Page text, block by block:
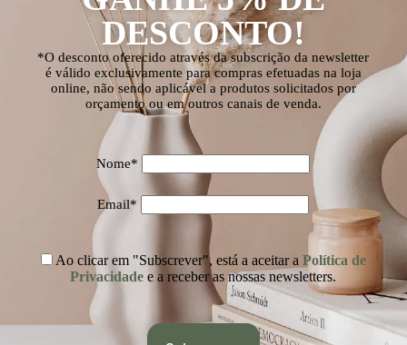
DESCONTO!
*O desconto oferecido através da subscrição da newsletter
é válido exclusivamente para compras efetuadas na loja
online, não sendo aplicável a produtos solicitados por
orçamento ou em outros canais de venda.
Nome*
Email*
Ao clicar em "Subscrever", está a aceitar a Política de
Privacidade e a receber as nossas newsletters.